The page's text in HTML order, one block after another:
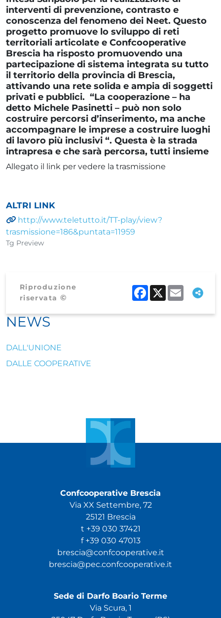
interventi di prevenzione, contrasto e
conoscenza del fenomeno dei Neet. Questo
progetto promuove lo sviluppo di reti
territoriali articolate e Confcooperative
Brescia ha risposto promuovendo una
partecipazione di sistema integrata su tutto
il territorio della provincia di Brescia,
attivando una rete solida e ampia di soggetti
privati e pubblici. “La cooperazione – ha
detto Michele Pasinetti – può non solo
costruire percorsi d’inserimento, ma anche
accompagnare le imprese a costruire luoghi
di lavoro più inclusivi “. Questa è la strada
intrapresa e che sarà percorsa, tutti insieme
Allegato il link per vedere la trasmissione
ALTRI LINK
http://www.teletutto.it/TT-play/view?
trasmissione=186&puntata=11959
Tg Preview
Riproduzione
riservata ©
Facebook
X Email
NEWS
DALL'UNIONE
DALLE COOPERATIVE
Confcooperative Brescia
Via XX Settembre, 72
25121 Brescia
t +39 030 37421
f +39 030 47013
brescia@confcooperative.it
brescia@pec.confcooperative.it
Sede di Darfo Boario Terme
Via Scura, 1